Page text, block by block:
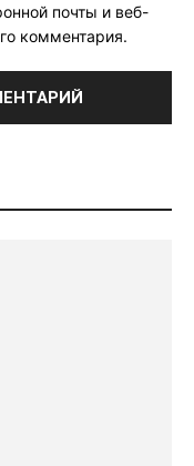
почты и веб-
комментария.